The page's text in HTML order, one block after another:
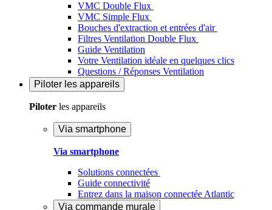
VMC Double Flux
VMC Simple Flux
Bouches d'extraction et entrées d'air
Filtres Ventilation Double Flux
Guide Ventilation
Votre Ventilation idéale en quelques clics
Questions / Réponses Ventilation
Piloter les appareils
Piloter les appareils
Via smartphone
Via smartphone
Solutions connectées
Guide connectivité
Entrez dans la maison connectée Atlantic
Via commande murale